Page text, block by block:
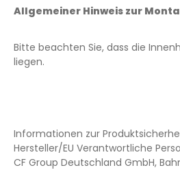
Allgemeiner Hinweis zur
Bitte beachten Sie, dass die
liegen.
Informationen zur
Hersteller/EU Verantwortliche
CF Group Deutschland GmbH,